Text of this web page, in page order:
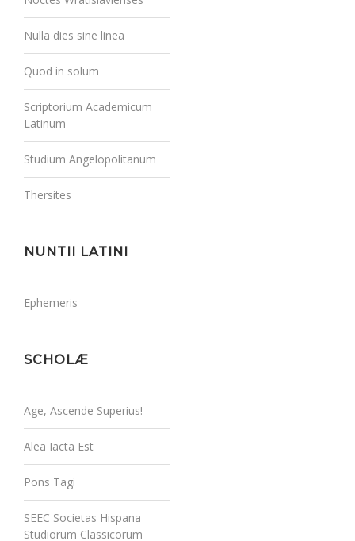
Nulla dies sine linea
Quod in solum
Scriptorium Academicum
Latinum
Studium Angelopolitanum
Thersites
NUNTII LATINI
Ephemeris
SCHOLÆ
Age, Ascende Superius!
Alea Iacta Est
Pons Tagi
SEEC Societas Hispana
Studiorum Classicorum